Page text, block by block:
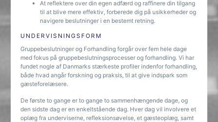
At reflektere over din egen adfærd og raffinere din tilgang
til at blive mere effektiv, forberede dig på usikkerheder og
navigere beslutninger i en bestemt retning.
UNDERVISNINGSFORM
Gruppebeslutninger og Forhandling forgår over fem hele dage
med fokus på gruppebeslutningsprocesser og forhandling. Vi har
fundet nogle af Danmarks stærkeste profiler indenfor forhandling,
både hvad angår forskning og praksis, til at give indspark som
gæsteforelæsere.
De første to gange er to gange to sammenhængende dage, og
den sidste dag er en enkeltstående dag. Hver dag vil involvere et
oplæg fra underviserne, refleksionsøvelse, et gæsteoplæg, samt